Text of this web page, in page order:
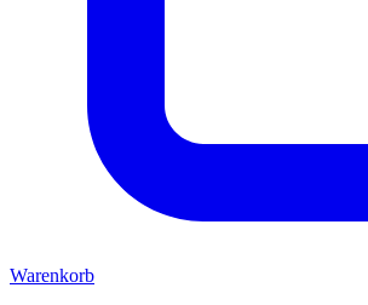
Warenkorb